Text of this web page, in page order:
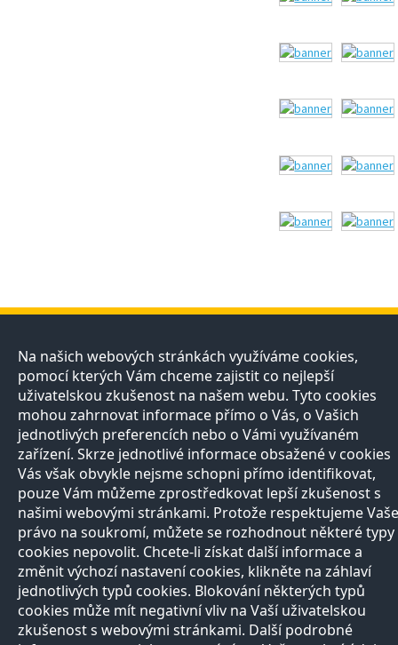
O projektu
Naši partneři
Razítková
samoobsluha
Autoři
Vědci
Zeptejte se
přírodovědců
FAQ
Výhody registrace
Registrace
Nabídka služeb
Registrace
Otevírací doba
Vše o nákupu
Reklamační řád
Všechny
kontakty
média
Copyright © 2013, Prirodovedci.cz jsou komunikačním projektemPřírodovědecké
fakultyUK v Praze. VytvořiloAndweb s.r.o. Mapa stránek
Na našich webových stránkách využíváme cookies,
pomocí kterých Vám chceme zajistit co nejlepší
uživatelskou zkušenost na našem webu. Tyto cookies
mohou zahrnovat informace přímo o Vás, o Vašich
jednotlivých preferencích nebo o Vámi využívaném
zařízení. Skrze jednotlivé informace obsažené v cookies
Vás však obvykle nejsme schopni přímo identifikovat,
pouze Vám můžeme zprostředkovat lepší zkušenost s
našimi webovými stránkami. Protože respektujeme Vaše
právo na soukromí, můžete se rozhodnout některé typy
cookies nepovolit. Chcete-li získat další informace a
změnit výchozí nastavení cookies, klikněte na záhlaví
jednotlivých typů cookies. Blokování některých typů
cookies může mít negativní vliv na Vaší uživatelskou
zkušenost s webovými stránkami. Další podrobné